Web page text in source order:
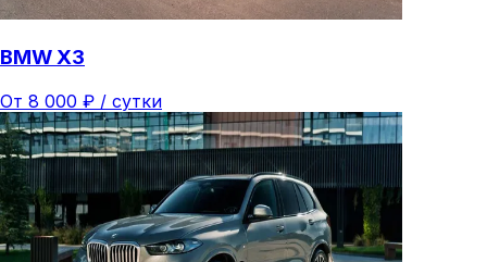
BMW X3
От 8 000 ₽ / сутки